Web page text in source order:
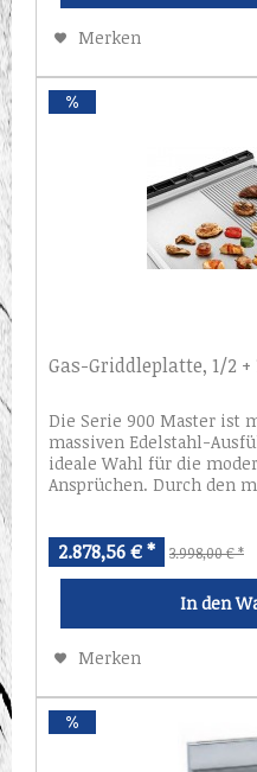
Merken
Gas-Griddleplatte, 1/2 +
Die Serie 900 Master ist
massiven Edelstahl-
ideale Wahl für die
Ansprüchen. Durch den
2.878,56 € * 3.998,00 € *
In den
Merken